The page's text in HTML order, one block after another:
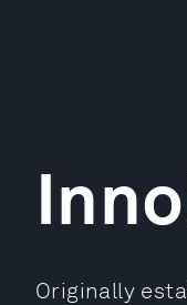
Originally